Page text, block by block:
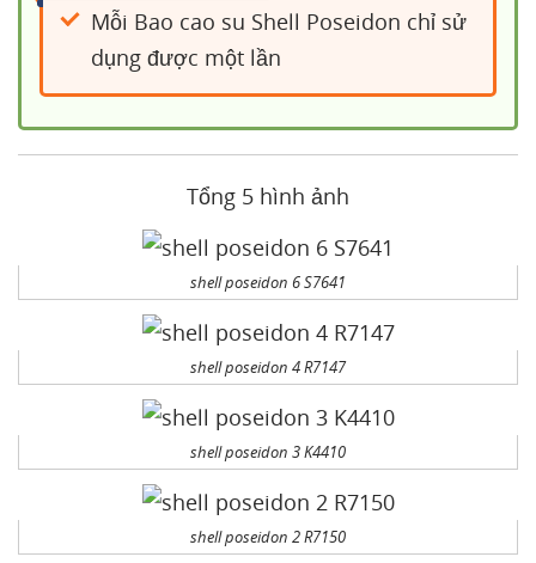
Mỗi Bao cao su Shell Poseidon chỉ sử
dụng được một lần
Tổng 5 hình ảnh
shell poseidon 6 S7641
shell poseidon 4 R7147
shell poseidon 3 K4410
shell poseidon 2 R7150